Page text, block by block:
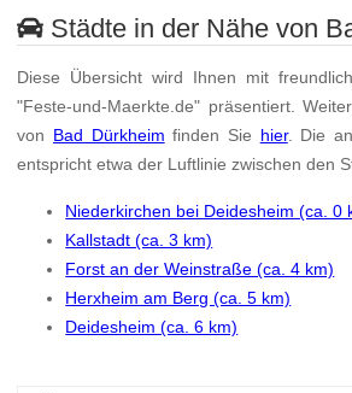
Städte in der Nähe von
Diese Übersicht wird Ihnen mit
"Feste-und-Maerkte.de" präsentiert.
von Bad Dürkheim finden Sie hier. Die
entspricht etwa der Luftlinie zwischen den
Niederkirchen bei Deidesheim (ca. 0
Kallstadt (ca. 3 km)
Forst an der Weinstraße (ca. 4 km)
Herxheim am Berg (ca. 5 km)
Deidesheim (ca. 6 km)